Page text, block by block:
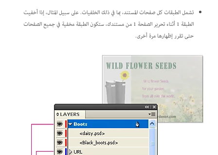
تشمل الطبقات كل صفحات المستند، بما في ذلك الخلفيات. على سبيل المثال، إذا أخفيت
الطبقة 1 أثناء تحرير الصفحة 1 من مستندك، ستكون الطبقة مخفية في جميع الصفحات
حتى تقرر إظهارها مرة أخرى.